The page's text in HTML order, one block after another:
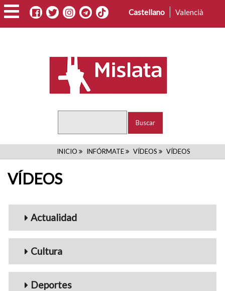
Pasar
al
contenido
Castellano Valencià
RUTA
INICIO INFÓRMATE VÍDEOS VÍDEOS
VÍDEOS
Menu_Videos
Actualidad
Cultura
Deportes